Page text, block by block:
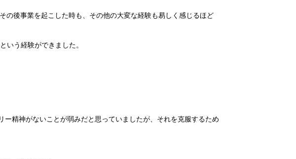
の後事業を起こした時も、その他の大変な経験も易しく感じるほど
いう経験ができました。
精神がないことが弱みだと思っていましたが、それを克服するため